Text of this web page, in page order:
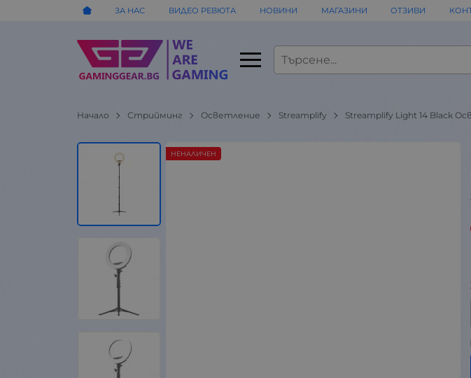
ЗА НАС ВИДЕО РЕВЮТА НОВИНИ МАГАЗИНИ ОТЗИВИ
Начало Стрийминг Осветление Streamplify Streamplify Light 14 Black
НЕНАЛИЧЕН